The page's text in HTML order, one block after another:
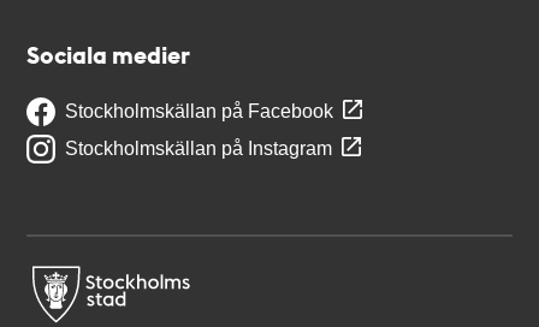
Sociala medier
Stockholmskällan på Facebook
Stockholmskällan på Instagram